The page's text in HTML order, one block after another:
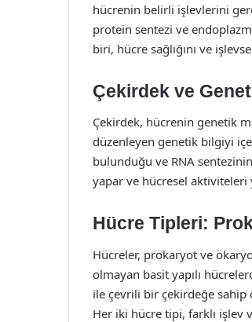
hücrenin belirli işlevlerini
protein sentezi ve
biri, hücre sağlığını ve
Çekirdek ve
Çekirdek, hücrenin genetik
düzenleyen genetik bilgiyi
bulunduğu ve RNA
yapar ve hücresel aktiviteleri
Hücre Tipleri:
Hücreler, prokaryot ve
olmayan basit yapılı
ile çevrili bir çekirdeğe sahip
Her iki hücre tipi, farklı işlev